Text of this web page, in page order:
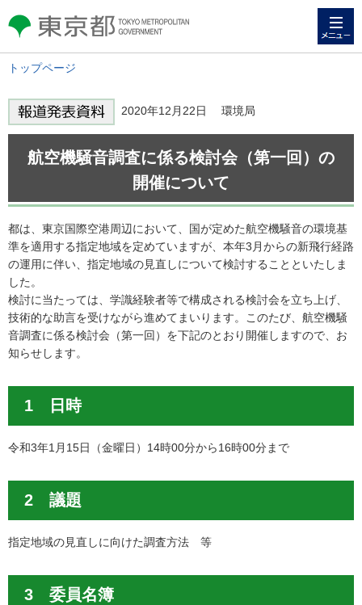
東京都 TOKYO METROPOLITAN
GOVERNMENT
トップページ
2020年12月22日 環境局
航空機騒音調査に係る検討会（第一回）の
開催について
都は、東京国際空港周辺において、国が定めた航空機騒音の環境基
準を適用する指定地域を定めていますが、本年3月からの新飛行経路
の運用に伴い、指定地域の見直しについて検討することといたしま
した。
検討に当たっては、学識経験者等で構成される検討会を立ち上げ、
技術的な助言を受けながら進めてまいります。このたび、航空機騒
音調査に係る検討会（第一回）を下記のとおり開催しますので、お
知らせします。
1 日時
令和3年1月15日（金曜日）14時00分から16時00分まで
2 議題
指定地域の見直しに向けた調査方法 等
3 委員名簿